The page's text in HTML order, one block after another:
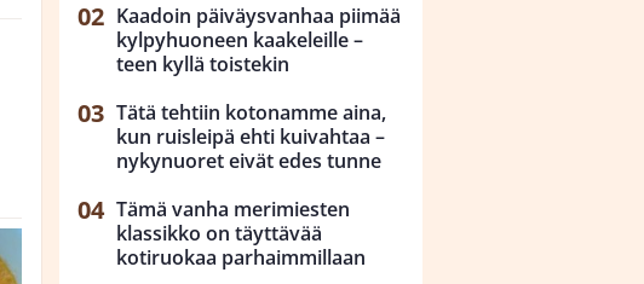
Kaadoin päiväysvanhaa piimää
kylpyhuoneen kaakeleille –
teen kyllä toistekin
Tätä tehtiin kotonamme aina,
kun ruisleipä ehti kuivahtaa –
nykynuoret eivät edes tunne
Tämä vanha merimiesten
klassikko on täyttävää
kotiruokaa parhaimmillaan